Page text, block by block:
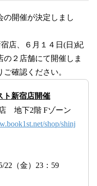
の開催が決定しまし
店、６月１４日(日)紀
２店舗にて開催しま
確認ください。
新宿店開催
地下2階 Fゾーン
shop/shinj
22（金）23：59